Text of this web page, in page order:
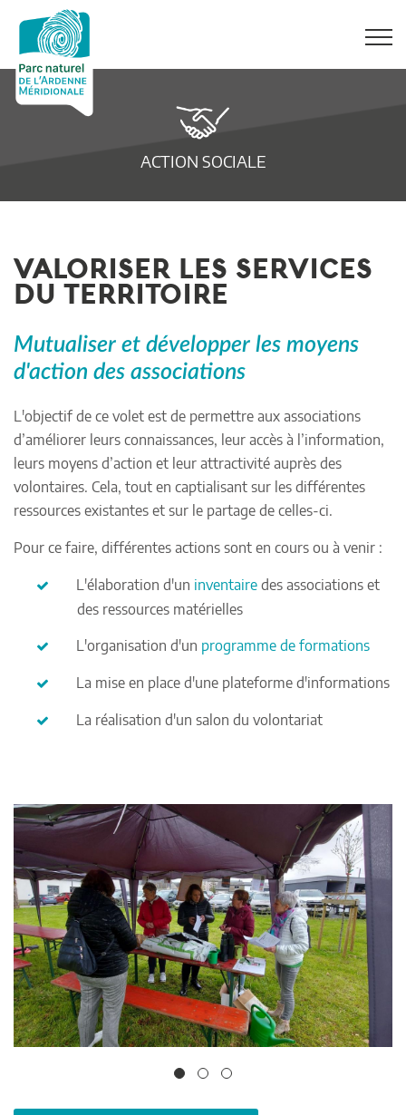
ACTION SOCIALE
VALORISER LES SERVICES
DU TERRITOIRE
Mutualiser et développer les moyens
d'action des associations
L'objectif de ce volet est de permettre aux associations
d’améliorer leurs connaissances, leur accès à l’information,
leurs moyens d’action et leur attractivité auprès des
volontaires. Cela, tout en captialisant sur les différentes
ressources existantes et sur le partage de celles-ci.
Pour ce faire, différentes actions sont en cours ou à venir :
L'élaboration d'un inventaire des associations et
des ressources matérielles
L'organisation d'un programme de formations
La mise en place d'une plateforme d'informations
La réalisation d'un salon du volontariat